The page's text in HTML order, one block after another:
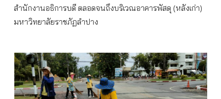
สำนักงานอธิการบดี ตลอดจนถึงบริเวณอาคารพัสดุ (หลังเก่า)
มหาวิทยาลัยราชภัฏลำปาง